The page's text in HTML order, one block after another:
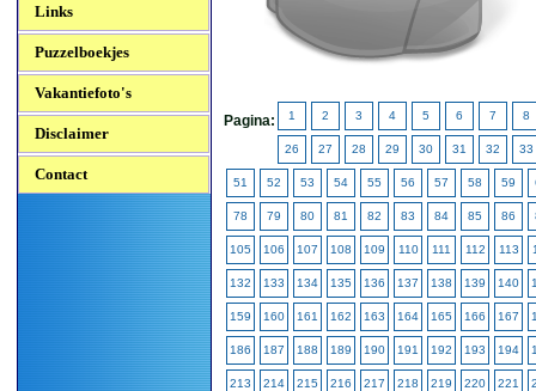
Links
Puzzelboekjes
Vakantiefoto's
Disclaimer
Contact
Pagina: 1 2 3 4 5 6 7 8
26 27 28 29 30 31 32 33
51 52 53 54 55 56 57 58 59
78 79 80 81 82 83 84 85 86
105 106 107 108 109 110 111 112 113
132 133 134 135 136 137 138 139 140
159 160 161 162 163 164 165 166 167
186 187 188 189 190 191 192 193 194
213 214 215 216 217 218 219 220 221